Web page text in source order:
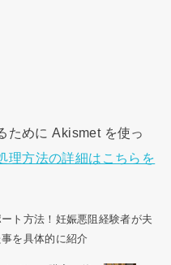
ために Akismet を使っ
理方法の詳細はこちらを
ト方法！妊娠悪阻経験者が夫
を具体的に紹介